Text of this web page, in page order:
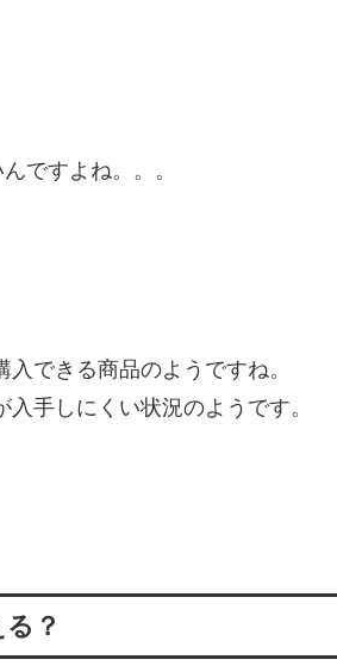
ですよね。。。
できる商品のようですね。
手しにくい状況のようです。
？